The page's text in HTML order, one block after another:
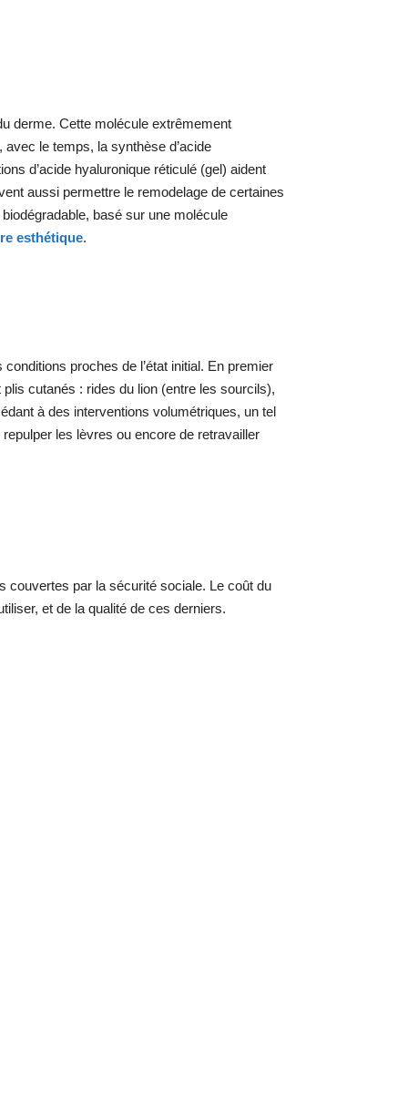
derme. Cette molécule extrêmement
le temps, la synthèse d’acide
d’acide hyaluronique réticulé (gel) aident
aussi permettre le remodelage de certaines
basé sur une molécule
esthétique.
proches de l’état initial. En premier
cutanés : rides du lion (entre les sourcils),
à des interventions volumétriques, un tel
les lèvres ou encore de retravailler
couvertes par la sécurité sociale. Le coût du
et de la qualité de ces derniers.